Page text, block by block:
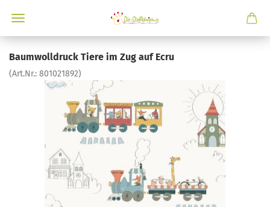
Baumwolldruck Tiere im Zug auf Ecru
(Art.Nr.: 801021892)